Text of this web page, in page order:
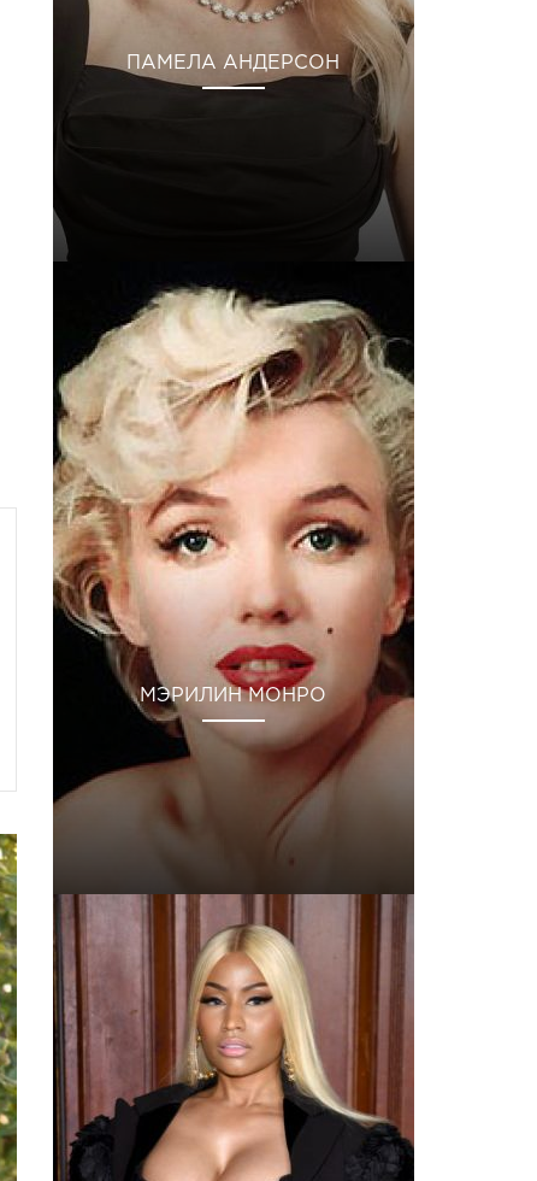
ПАМЕЛА АНДЕРСОН
МЭРИЛИН МОНРО